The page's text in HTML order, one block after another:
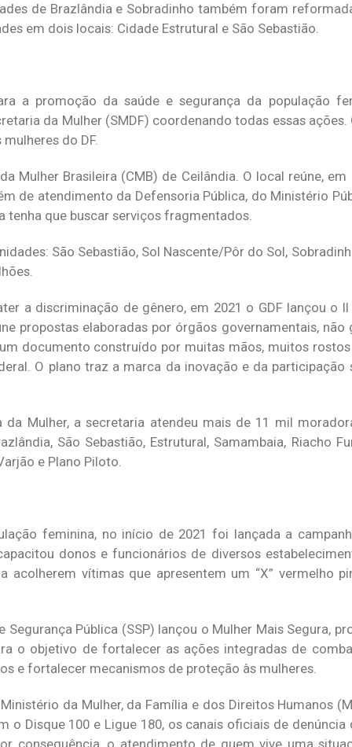
de Brazlândia e Sobradinho também foram
em dois locais: Cidade Estrutural e São Sebastião.
a promoção da saúde e segurança da população
da Mulher (SMDF) coordenando todas essas
do DF.
Mulher Brasileira (CMB) de Ceilândia. O local reúne,
de atendimento da Defensoria Pública, do Ministério
tenha que buscar serviços fragmentados.
São Sebastião, Sol Nascente/Pôr do Sol,
a discriminação de gênero, em 2021 o GDF lançou o
propostas elaboradas por órgãos governamentais, não
documento construído por muitas mãos, muitos
O plano traz a marca da inovação e da participação
Mulher, a secretaria atendeu mais de 11 mil
São Sebastião, Estrutural, Samambaia, Riacho
e Plano Piloto.
feminina, no início de 2021 foi lançada a
donos e funcionários de diversos
acolherem vítimas que apresentem um “X” vermelho
Segurança Pública (SSP) lançou o Mulher Mais Segura,
o objetivo de fortalecer as ações integradas de
e fortalecer mecanismos de proteção às mulheres.
da Mulher, da Família e dos Direitos Humanos
o Disque 100 e Ligue 180, os canais oficiais de denúncia
consequência, o atendimento de quem vive uma